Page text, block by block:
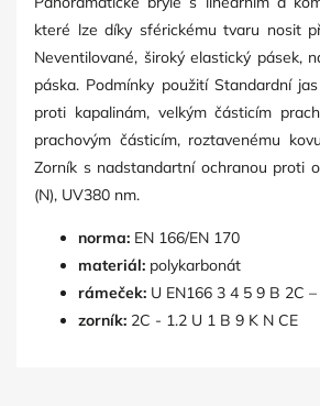
které lze díky sférickému tvaru nosit
Neventilované, široký elastický pásek,
páska. Podmínky použití Standardní
proti kapalinám, velkým částicím
prachovým částicím, roztavenému
Zorník s nadstandartní ochranou proti
(N), UV380 nm.
norma: EN 166/EN 170
materiál: polykarbonát
rámeček: U EN166 3 4 5 9 B 2C –
zorník: 2C - 1.2 U 1 B 9 K N CE